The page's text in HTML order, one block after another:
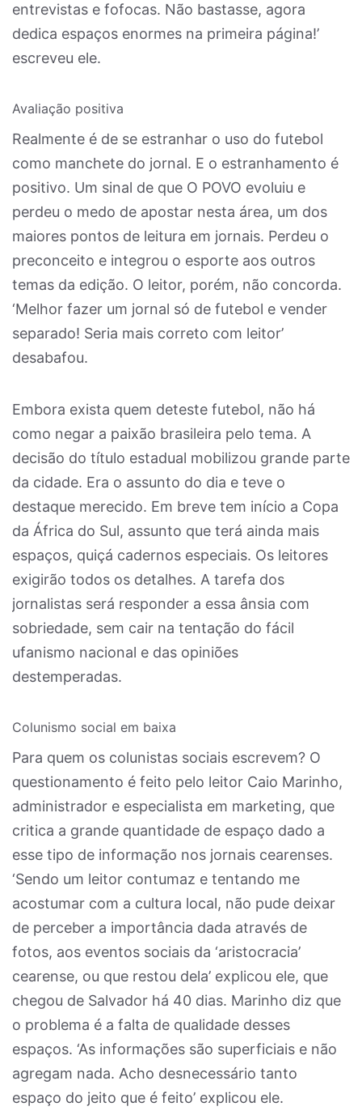
entrevistas e fofocas. Não bastasse, agora
dedica espaços enormes na primeira página!’
escreveu ele.
Avaliação positiva
Realmente é de se estranhar o uso do futebol
como manchete do jornal. E o estranhamento é
positivo. Um sinal de que O POVO evoluiu e
perdeu o medo de apostar nesta área, um dos
maiores pontos de leitura em jornais. Perdeu o
preconceito e integrou o esporte aos outros
temas da edição. O leitor, porém, não concorda.
‘Melhor fazer um jornal só de futebol e vender
separado! Seria mais correto com leitor’
desabafou.
Embora exista quem deteste futebol, não há
como negar a paixão brasileira pelo tema. A
decisão do título estadual mobilizou grande parte
da cidade. Era o assunto do dia e teve o
destaque merecido. Em breve tem início a Copa
da África do Sul, assunto que terá ainda mais
espaços, quiçá cadernos especiais. Os leitores
exigirão todos os detalhes. A tarefa dos
jornalistas será responder a essa ânsia com
sobriedade, sem cair na tentação do fácil
ufanismo nacional e das opiniões
destemperadas.
Colunismo social em baixa
Para quem os colunistas sociais escrevem? O
questionamento é feito pelo leitor Caio Marinho,
administrador e especialista em marketing, que
critica a grande quantidade de espaço dado a
esse tipo de informação nos jornais cearenses.
‘Sendo um leitor contumaz e tentando me
acostumar com a cultura local, não pude deixar
de perceber a importância dada através de
fotos, aos eventos sociais da ‘aristocracia’
cearense, ou que restou dela’ explicou ele, que
chegou de Salvador há 40 dias. Marinho diz que
o problema é a falta de qualidade desses
espaços. ‘As informações são superficiais e não
agregam nada. Acho desnecessário tanto
espaço do jeito que é feito’ explicou ele.